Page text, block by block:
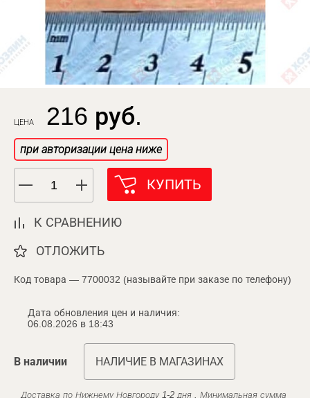
ЦЕНА 216 руб.
при авторизации цена ниже
КУПИТЬ
К СРАВНЕНИЮ
ОТЛОЖИТЬ
Код товара — 7700032 (называйте при заказе по телефону)
Дата обновления цен и наличия:
06.08.2026 в 18:43
В наличии НАЛИЧИЕ В МАГАЗИНАХ
Доставка по Нижнему Новгороду 1-2 дня . Минимальная сумма